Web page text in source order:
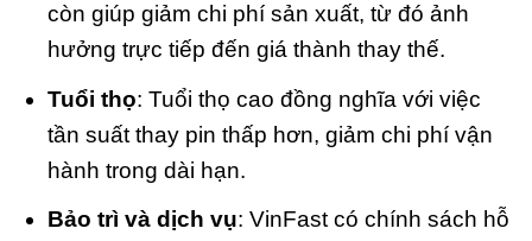
còn giúp giảm chi phí sản xuất, từ đó ảnh
hưởng trực tiếp đến giá thành thay thế.
Tuổi thọ: Tuổi thọ cao đồng nghĩa với việc
tần suất thay pin thấp hơn, giảm chi phí vận
hành trong dài hạn.
Bảo trì và dịch vụ: VinFast có chính sách hỗ